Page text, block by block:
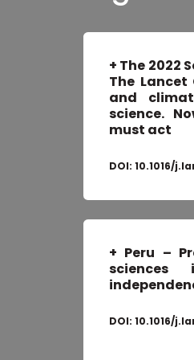
+ The 2022
The
and
science.
must act
DOI: 10.1016/
+ Peru –
DOI: 10.1016/